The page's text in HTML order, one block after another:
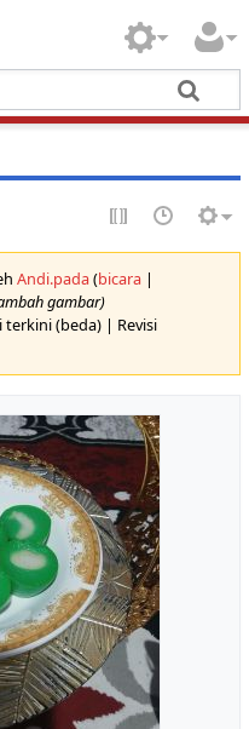
Andi.pada(bicara|
gambar)
(beda) | Revisi